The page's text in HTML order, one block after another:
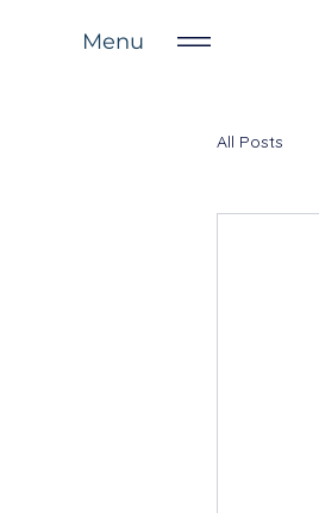
Menu
All Posts